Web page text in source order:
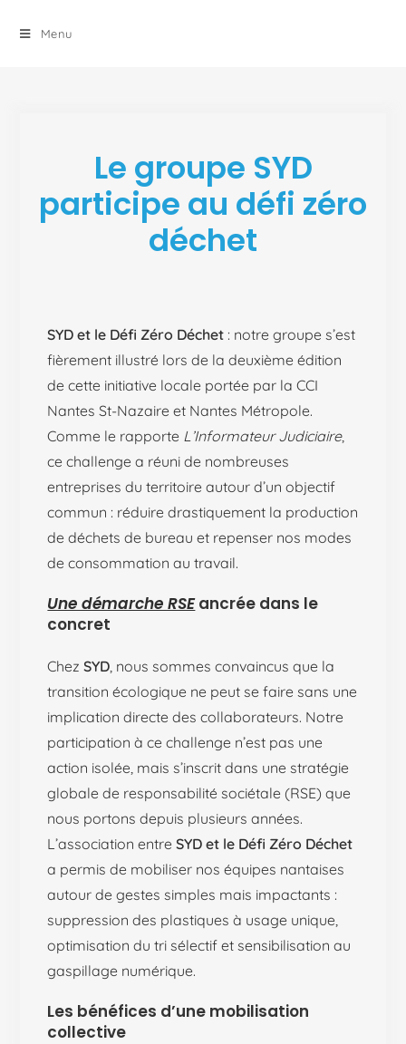
Menu
Le groupe SYD
participe au défi zéro
déchet
SYD et le Défi Zéro Déchet : notre groupe s’est
fièrement illustré lors de la deuxième édition
de cette initiative locale portée par la CCI
Nantes St-Nazaire et Nantes Métropole.
Comme le rapporte L’Informateur Judiciaire,
ce challenge a réuni de nombreuses
entreprises du territoire autour d’un objectif
commun : réduire drastiquement la production
de déchets de bureau et repenser nos modes
de consommation au travail.
Une démarche RSEancrée dans le
concret
ChezSYD, nous sommes convaincus que la
transition écologique ne peut se faire sans une
implication directe des collaborateurs. Notre
participation à ce challenge n’est pas une
action isolée, mais s’inscrit dans une stratégie
globale de responsabilité sociétale (RSE) que
nous portons depuis plusieurs années.
L’association entreSYD et le Défi Zéro Déchet
a permis de mobiliser nos équipes nantaises
autour de gestes simples mais impactants :
suppression des plastiques à usage unique,
optimisation du tri sélectif et sensibilisation au
gaspillage numérique.
Les bénéfices d’une mobilisation
collective